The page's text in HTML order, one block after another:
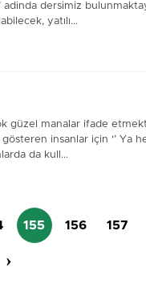
dersimiz
yatılı...
güzel manalar ifade
insanlar için ‘’ Ya
da kull...
155 156 157
›